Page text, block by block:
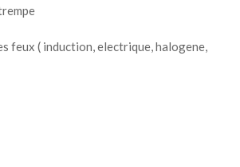
feux ( induction, electrique, halogene,